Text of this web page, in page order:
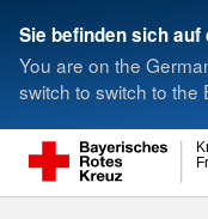
Sie befinden sich
You are on the
switch to switch to the